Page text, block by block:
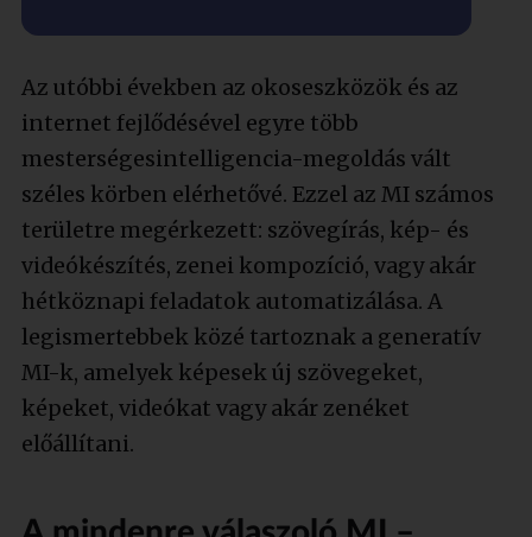
Az utóbbi években az okoseszközök és az
internet fejlődésével egyre több
mesterségesintelligencia-megoldás vált
széles körben elérhetővé. Ezzel az MI számos
területre megérkezett: szövegírás, kép- és
videókészítés, zenei kompozíció, vagy akár
hétköznapi feladatok automatizálása. A
legismertebbek közé tartoznak a generatív
MI-k, amelyek képesek új szövegeket,
képeket, videókat vagy akár zenéket
előállítani.